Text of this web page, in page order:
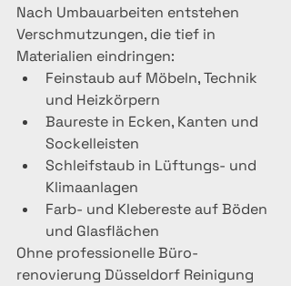
Nach Umbauarbeiten entstehen
Verschmutzungen, die tief in
Materialien eindringen:
Feinstaub auf Möbeln, Technik
und Heizkörpern
Baureste in Ecken, Kanten und
Sockelleisten
Schleifstaub in Lüftungs- und
Klimaanlagen
Farb- und Klebereste auf Böden
und Glasflächen
Ohne professionelle Büro­
renovierung Düsseldorf Reinigung